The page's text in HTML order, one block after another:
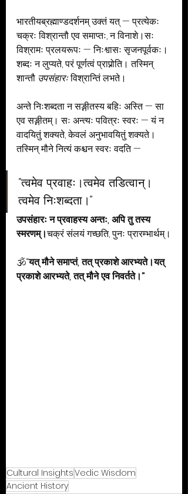
भारतीयब्रह्माण्डदर्शनम् उक्तं यत् — प्रत्येकः
चक्रः विश्रान्तौ एव समाप्तः, न विनाशे।सः
विश्रामः प्रलयरूपः — निःश्वासः सृजनपूर्वकः।
शब्दः न लुप्यते, परं पूर्णत्वं प्राप्नोति। तस्मिन्
शान्तौ उपसंहारः विश्रान्तिं लभते।
अन्ते निःशब्दता न सङ्गीतस्य बहिः अस्ति — सा
एव सङ्गीतम्। सः अन्त्यः पवित्रः स्वरः — यं न
वादयितुं शक्यते, केवलं अनुभावयितुं शक्यते।
तस्मिन् मौने नित्यं कश्चन स्वरः वदति —
“त्वमेव प्रवाहः।त्वमेव तडित्वान्।
त्वमेव निःशब्दता।”
उपसंहारः न प्रवाहस्य अन्तः, अपि तु तस्य
स्मरणम्।चक्रं संलयं गच्छति, पुनः प्रारम्भार्थम्।
🕉️“यत् मौने समाप्तं, तत् प्रकाशे आरभ्यते।यत्
प्रकाशे आरभ्यते, तत् मौने एव निवर्तते।”
Cultural InsightsVedic Wisdom
Ancient History